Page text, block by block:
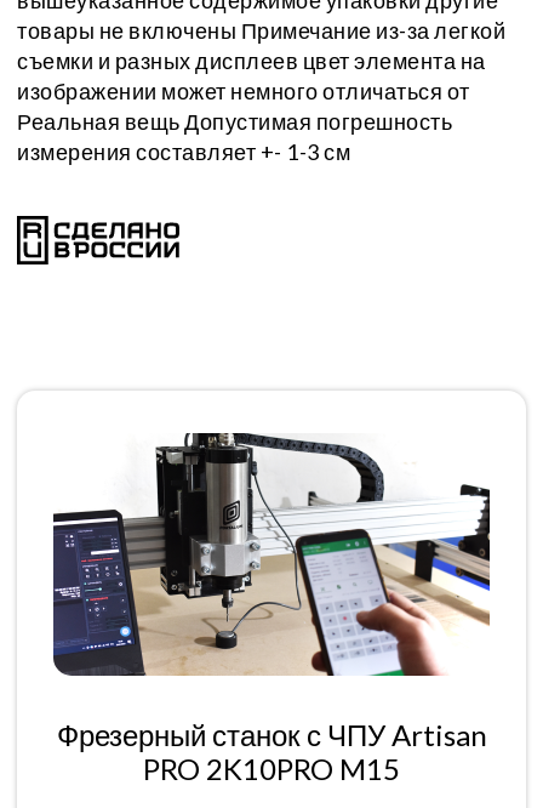
товары не включены Примечание из-за легкой
съемки и разных дисплеев цвет элемента на
изображении может немного отличаться от
Реальная вещь Допустимая погрешность
измерения составляет +- 1-3 см
Фрезерный станок с ЧПУ Artisan
PRO 2K10PRO M15